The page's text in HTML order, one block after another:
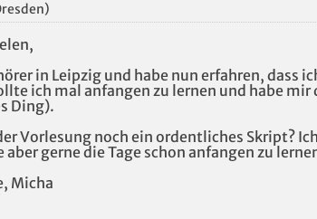
in Leipzig und habe nun erfahren, dass
ich mal anfangen zu lernen und habe
Ding).
Vorlesung noch ein ordentliches Skript?
aber gerne die Tage schon anfangen zu
Micha